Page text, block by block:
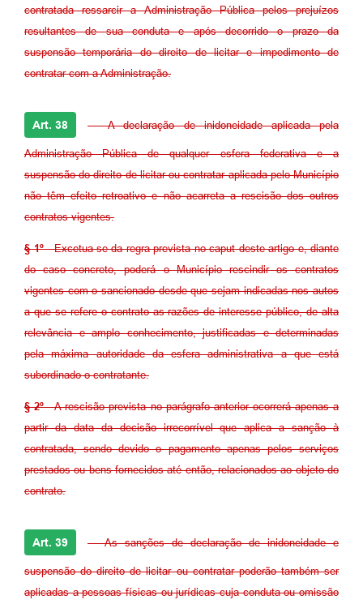
contratada ressarcir a Administração Pública pelos prejuízos
resultantes de sua conduta e após decorrido o prazo da
suspensão temporária do direito de licitar e impedimento de
contratar com a Administração.
Art. 38 - A declaração de inidoneidade aplicada pela
Administração Pública de qualquer esfera federativa e a
suspensão do direito de licitar ou contratar aplicada pelo Município
não têm efeito retroativo e não acarreta a rescisão dos outros
contratos vigentes.
§ 1º- Excetua-se da regra prevista no caput deste artigo e, diante
do caso concreto, poderá o Município rescindir os contratos
vigentes com o sancionado desde que sejam indicadas nos autos
a que se refere o contrato as razões de interesse público, de alta
relevância e amplo conhecimento, justificadas e determinadas
pela máxima autoridade da esfera administrativa a que está
subordinado o contratante.
§ 2º- A rescisão prevista no parágrafo anterior ocorrerá apenas a
partir da data da decisão irrecorrível que aplica a sanção à
contratada, sendo devido o pagamento apenas pelos serviços
prestados ou bens fornecidos até então, relacionados ao objeto do
contrato.
Art. 39 - As sanções de declaração de inidoneidade e
suspensão do direito de licitar ou contratar poderão também ser
aplicadas a pessoas físicas ou jurídicas cuja conduta ou omissão